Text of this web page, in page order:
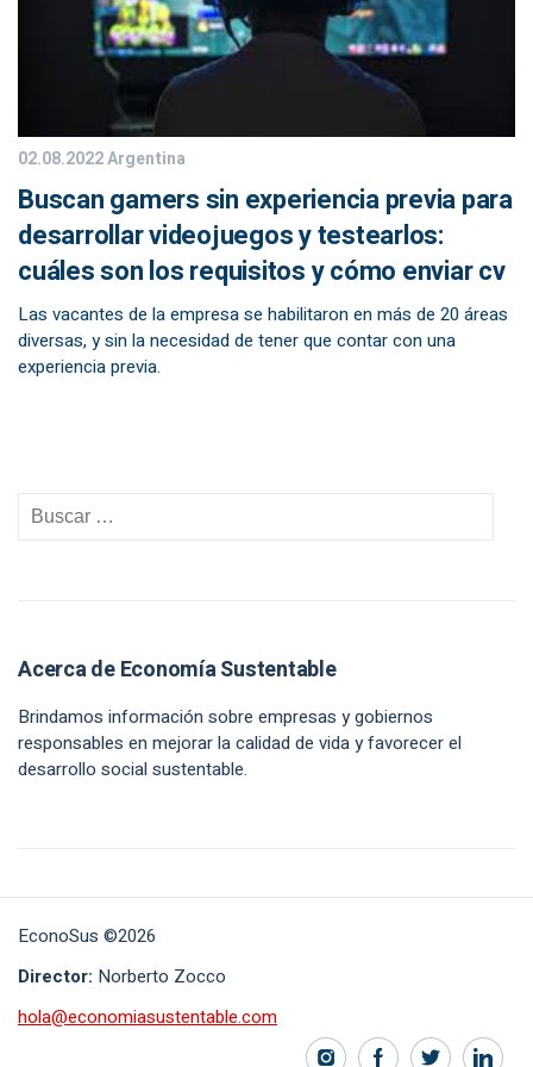
02.08.2022Argentina
Buscan gamers sin experiencia previa para
desarrollar videojuegos y testearlos:
cuáles son los requisitos y cómo enviar cv
Las vacantes de la empresa se habilitaron en más de 20 áreas
diversas, y sin la necesidad de tener que contar con una
experiencia previa.
Acerca de Economía Sustentable
Brindamos información sobre empresas y gobiernos
responsables en mejorar la calidad de vida y favorecer el
desarrollo social sustentable.
EconoSus ©2026
Director: Norberto Zocco
hola@economiasustentable.com